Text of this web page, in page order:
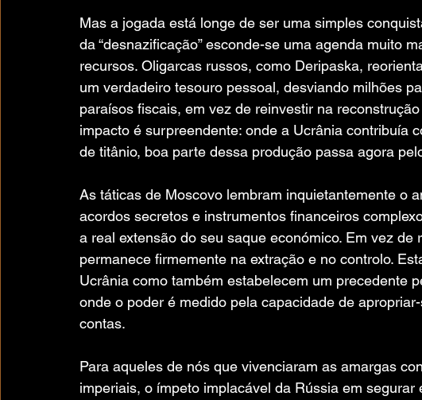
Mas a jogada está longe de ser uma simples
da “desnazificação” esconde-se uma agenda muito
recursos. Oligarcas russos, como Deripaska,
um verdadeiro tesouro pessoal, desviando milhões
paraísos fiscais, em vez de reinvestir na
impacto é surpreendente: onde a Ucrânia contribuía
de titânio, boa parte dessa produção passa agora
As táticas de Moscovo lembram inquietantemente o
acordos secretos e instrumentos financeiros
a real extensão do seu saque económico. Em vez de
permanece firmemente na extração e no controlo.
Ucrânia como também estabelecem um precedente
onde o poder é medido pela capacidade de
contas.
Para aqueles de nós que vivenciaram as amargas
imperiais, o ímpeto implacável da Rússia em